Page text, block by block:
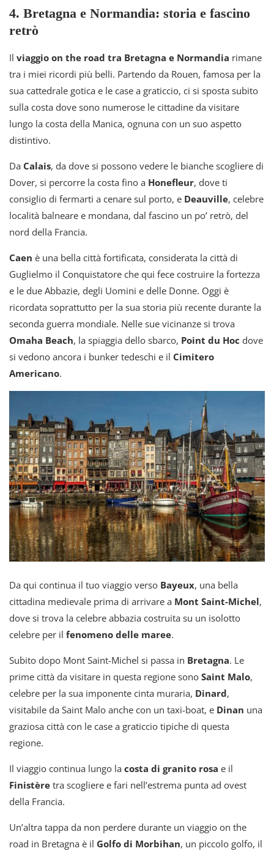
4. Bretagna e Normandia: storia e fascino
retrò
Il viaggio on the road tra Bretagna e Normandia rimane
tra i miei ricordi più belli. Partendo da Rouen, famosa per la
sua cattedrale gotica e le case a graticcio, ci si sposta subito
sulla costa dove sono numerose le cittadine da visitare
lungo la costa della Manica, ognuna con un suo aspetto
distintivo.
Da Calais, da dove si possono vedere le bianche scogliere di
Dover, si percorre la costa fino a Honefleur, dove ti
consiglio di fermarti a cenare sul porto, e Deauville, celebre
località balneare e mondana, dal fascino un po’ retrò, del
nord della Francia.
Caen è una bella città fortificata, considerata la città di
Guglielmo il Conquistatore che qui fece costruire la fortezza
e le due Abbazie, degli Uomini e delle Donne. Oggi è
ricordata soprattutto per la sua storia più recente durante la
seconda guerra mondiale. Nelle sue vicinanze si trova
Omaha Beach, la spiaggia dello sbarco, Point du Hoc dove
si vedono ancora i bunker tedeschi e il Cimitero
Americano.
Da qui continua il tuo viaggio verso Bayeux, una bella
cittadina medievale prima di arrivare a Mont Saint-Michel,
dove si trova la celebre abbazia costruita su un isolotto
celebre per il fenomeno delle maree.
Subito dopo Mont Saint-Michel si passa in Bretagna. Le
prime città da visitare in questa regione sono Saint Malo,
celebre per la sua imponente cinta muraria, Dinard,
visitabile da Saint Malo anche con un taxi-boat, e Dinan una
graziosa città con le case a graticcio tipiche di questa
regione.
Il viaggio continua lungo la costa di granito rosa e il
Finistère tra scogliere e fari nell’estrema punta ad ovest
della Francia.
Un’altra tappa da non perdere durante un viaggio on the
road in Bretagna è il Golfo di Morbihan, un piccolo golfo, il